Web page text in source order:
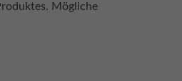
Mögliche